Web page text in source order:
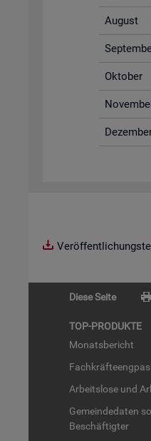
Au­gust
Ok­to­ber
Diese Seite
TOP-PRO­DUK­TE
Mo­nats­be­richt
Ar­beits­lo­se und
Ge­mein­de­da­ten
Be­schäf­tig­ter